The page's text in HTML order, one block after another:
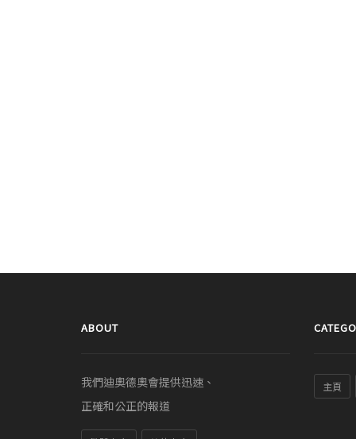
ABOUT
我們迪奧德奧會提供迅速、
正確和公正的報道
主頁